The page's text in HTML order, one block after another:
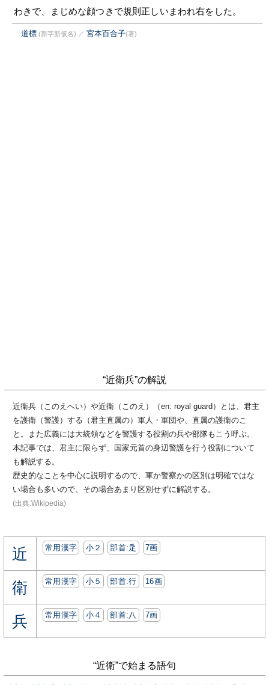
わきで、まじめな顔つきで規則正しいまわれ右をした。
道標 (新字新仮名) ／ 宮本百合子(著)
“近衛兵”の解説
近衛兵（このえへい）や近衛（このえ）（en: royal guard）とは、君主
を護衛（警護）する（君主直属の）軍人・軍団や、直属の護衛のこ
と。また広義には大統領などを警護する役割の兵や部隊もこう呼ぶ。
本記事では、君主に限らず、国家元首の身辺警護を行う役割について
も解説する。
歴史的なことを中心に説明するので、軍か警察かの区別は明確ではな
い場合も多いので、その場合あまり区別せずに解説する。
(出典:Wikipedia)
近 常用漢字 小２ 部首:⾡ 7画
衛 常用漢字 小５ 部首:⾏ 16画
兵 常用漢字 小４ 部首:⼋ 7画
“近衛”で始まる語句